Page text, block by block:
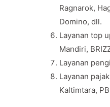
Ragnarok,
Domino, dll.
Layanan top
Mandiri,
Layanan
Layanan
Kaltimtara,